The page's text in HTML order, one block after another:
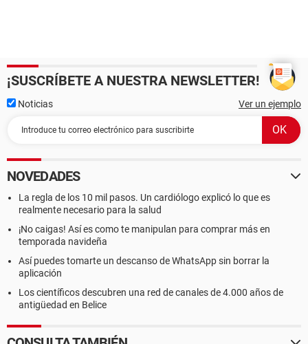
¡SUSCRÍBETE A NUESTRA NEWSLETTER!
Noticias Ver un ejemplo
NOVEDADES
La regla de los 10 mil pasos. Un cardiólogo explicó lo que es
realmente necesario para la salud
¡No caigas! Así es como te manipulan para comprar más en
temporada navideña
Así puedes tomarte un descanso de WhatsApp sin borrar la
aplicación
Los científicos descubren una red de canales de 4.000 años de
antigüedad en Belice